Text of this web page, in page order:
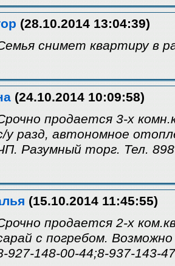
(28.10.2014 13:04:39)
снимет квартиру в
(24.10.2014 10:09:58)
продается 3-х
у разд, автономное
Разумный торг. Тел.
(15.10.2014 11:45:55)
продается 2-х
с погребом.
927-148-00-44;8-937-143-